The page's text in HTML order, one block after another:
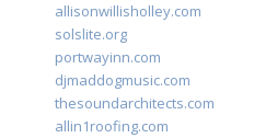
allisonwillisholley.com
solslite.org
portwayinn.com
djmaddogmusic.com
thesoundarchitects.com
allin1roofing.com